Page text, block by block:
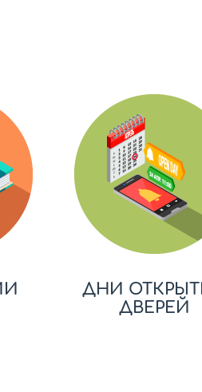
ДНИ
ДВЕРЕЙ